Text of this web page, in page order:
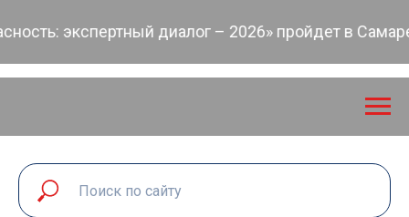
экспертный диалог – 2026» пройдет в Самаре